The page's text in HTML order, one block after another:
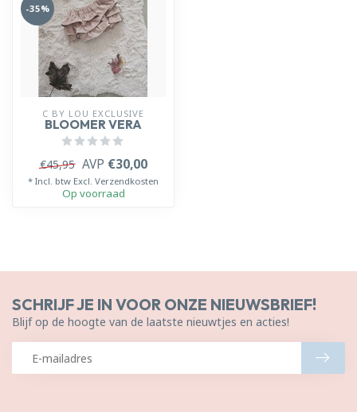
-35%
C BY LOU EXCLUSIVE
BLOOMER VERA
€45,95 AVP €30,00
* Incl. btw Excl. Verzendkosten
Op voorraad
SCHRIJF JE IN VOOR ONZE NIEUWSBRIEF!
Blijf op de hoogte van de laatste nieuwtjes en acties!